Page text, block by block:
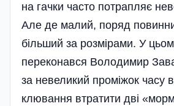
на гачки часто потрапляє
Але де малий, поряд
більший за розмірами. У
переконався Володимир
за невеликий проміжок часу
клювання втратити дві